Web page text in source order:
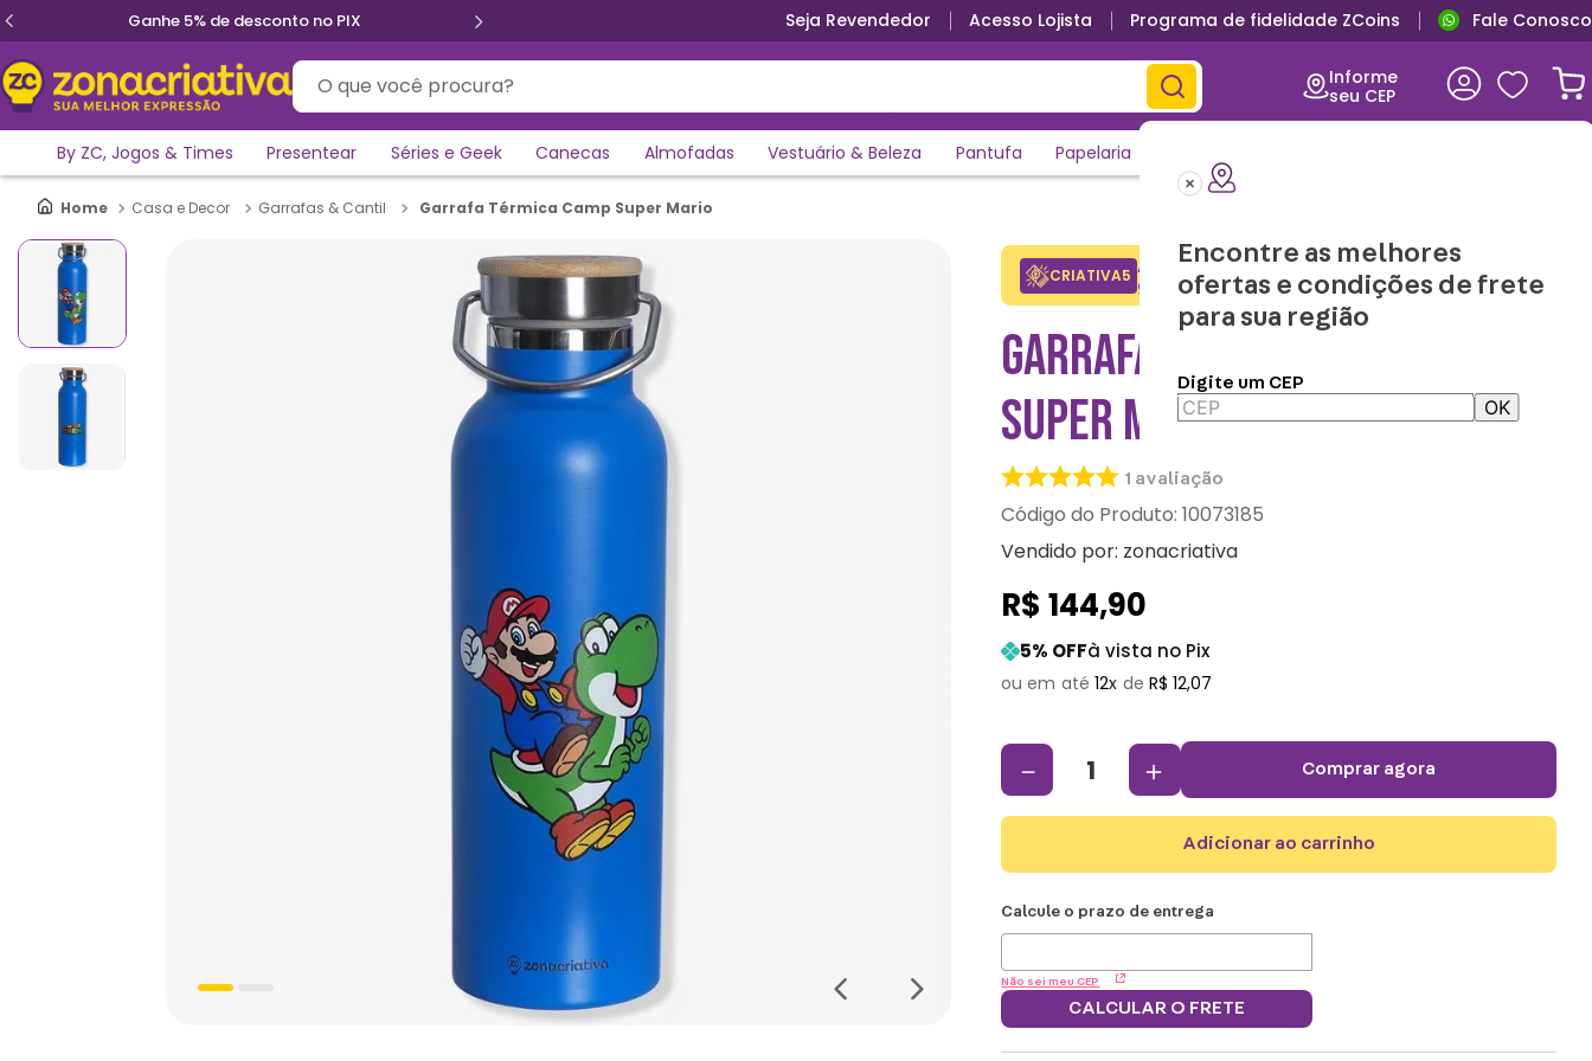
Ganhe 5% de desconto no PIX Parcele em até 12x sem juros Primeira troca grátis
Seja Revendedor Acesso Lojista Programa de fidelidade ZCoins Fale Conosco
O que você procura?
Informe
seu CEP
Encontre as melhores
ofertas e condições de frete
para sua região
Digite um CEP
OK
By ZC, Jogos & Times Presentear Séries e Geek Canecas Almofadas Vestuário & Beleza Pantufa Papelaria
Casa e Decor Garrafas & Cantil Garrafa Térmica Camp Super Mario
CRIATIVA5 Adicione o cupom no carrinho e
ganhe desconto na 1a compra.
Copiar
GARRAFA TÉRMICA CAMP
SUPER MARIO
1 avaliação
:10073185
Vendido por: zonacriativa
R$ 144,90
5% OFFà vista no Pix
12 R$ 12,07
＋
－ comprar agora
adicionar ao carrinho
Não sei meu CEP
CALCULAR O FRETE